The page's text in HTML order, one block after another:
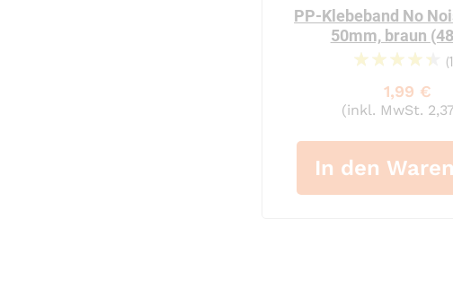
PP-Klebeband No
50mm, braun
92%
1,99 €
(inkl. MwSt.
In den